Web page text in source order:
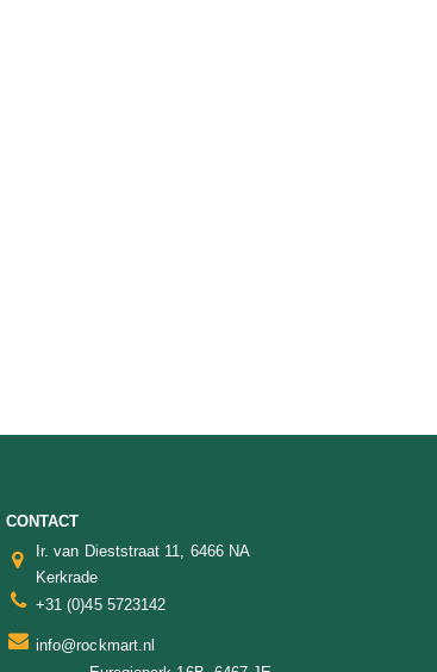
CONTACT
Ir. van Dieststraat 11, 6466 NA
Kerkrade
+31 (0)45 5723142
info@rockmart.nl